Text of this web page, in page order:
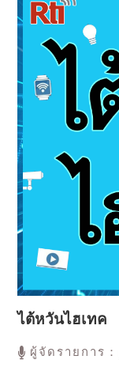
ไต้หวันไฮเทค
ผู้จัดรายการ：